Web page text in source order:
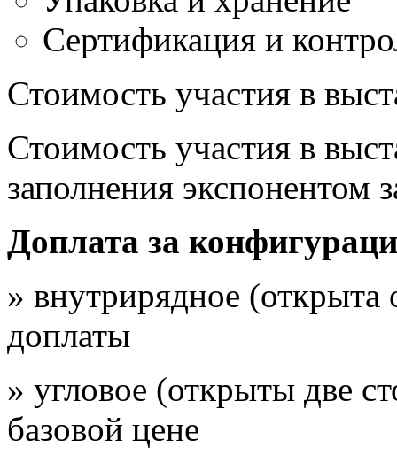
Сертификация и
Стоимость участия в
Стоимость участия в
заполнения экспонентом
Доплата за
» внутрирядное (открыта
доплаты
» угловое (открыты две
базовой цене